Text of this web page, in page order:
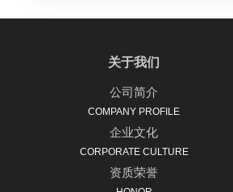
关于我们
公司简介
COMPANY PROFILE
企业文化
CORPORATE CULTURE
资质荣誉